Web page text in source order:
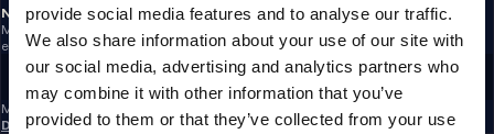
provide social media features and to analyse our traffic.
We also share information about your use of our site with
our social media, advertising and analytics partners who
may combine it with other information that you’ve
provided to them or that they’ve collected from your use
NEWSLETTER
Möchtest du Informationen über die neuesten Aktionen und Neuigkeiten
erhalten?
Email address
REGISTRIEREN SIE SICH
Mit der Anmeldung zum Newsletter bestätigst du, dass du die
Datenschutzerklärung gelesen hast.